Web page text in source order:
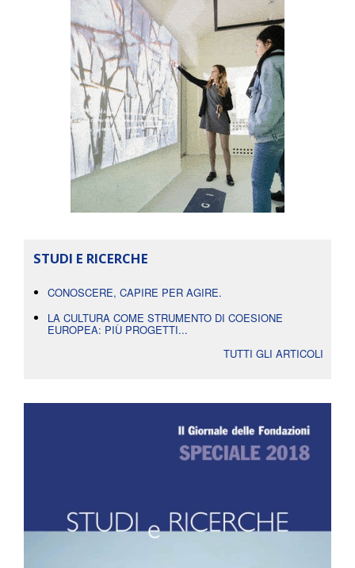
STUDI E RICERCHE
CONOSCERE, CAPIRE PER AGIRE.
LA CULTURA COME STRUMENTO DI COESIONE
EUROPEA: PIÙ PROGETTI...
TUTTI GLI ARTICOLI